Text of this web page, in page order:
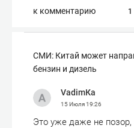
к комментарию 1
СМИ: Китай может
бензин и дизель
VadimКа
15 Июля19:26
Это уже даже не позор,